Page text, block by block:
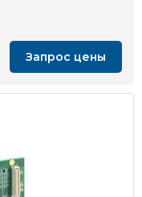
Запрос цены